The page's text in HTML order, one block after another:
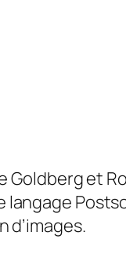
Goldberg et
langage
d’images.